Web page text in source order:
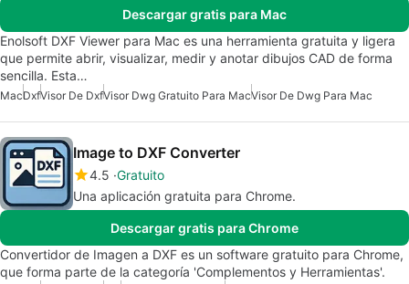
Descargar gratis para Mac
Enolsoft DXF Viewer para Mac es una herramienta gratuita y ligera
que permite abrir, visualizar, medir y anotar dibujos CAD de forma
sencilla. Esta…
MacDxfVisor De DxfVisor Dwg Gratuito Para MacVisor De Dwg Para Mac
Image to DXF Converter
4.5 Gratuito
Una aplicación gratuita para Chrome.
Descargar gratis para Chrome
Convertidor de Imagen a DXF es un software gratuito para Chrome,
que forma parte de la categoría 'Complementos y Herramientas'.